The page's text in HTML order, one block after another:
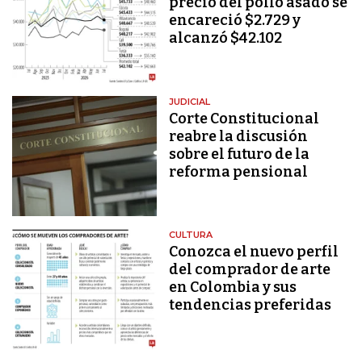
encareció $2.729 y
alcanzó $42.102
JUDICIAL
Corte Constitucional
reabre la discusión
sobre el futuro de la
reforma pensional
CULTURA
Conozca el nuevo perfil
del comprador de arte
en Colombia y sus
tendencias preferidas